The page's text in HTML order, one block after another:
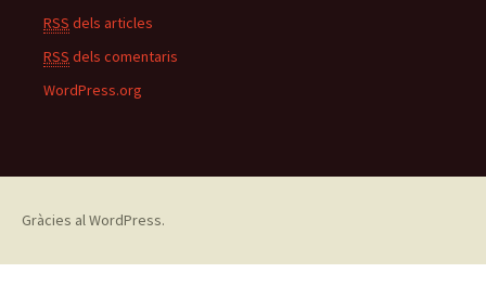
RSS dels articles
RSS dels comentaris
WordPress.org
Gràcies al WordPress.